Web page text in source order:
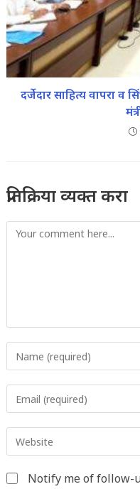
दर्जेदार साहित्य वापरा व
प्रतिक्रिया व्यक्त करा
Comment
your
username
to
comment
your
address
to
comment
your
URL
Notify me of follow-